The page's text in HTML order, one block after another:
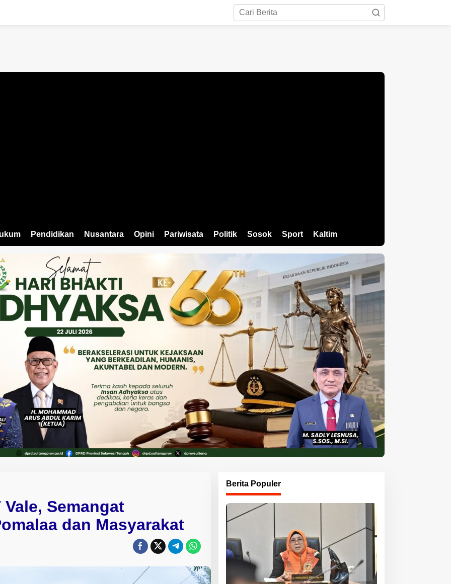
Pendidikan Nusantara Opini Pariwisata Politik Sosok Sport Kaltim
Vale, Semangat
dan Masyarakat
Berita Populer